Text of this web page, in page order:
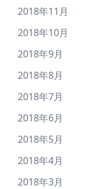
2018年11月
2018年10月
2018年9月
2018年8月
2018年7月
2018年6月
2018年5月
2018年4月
2018年3月